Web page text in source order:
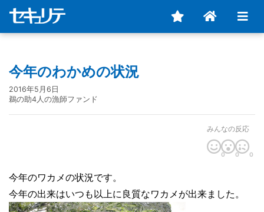
今年のわかめの状況
2016年5月6日
鵜の助4人の漁師ファンド
みんなの反応
0 0 0
今年のワカメの状況です。
今年の出来はいつも以上に良質なワカメが出来ました。